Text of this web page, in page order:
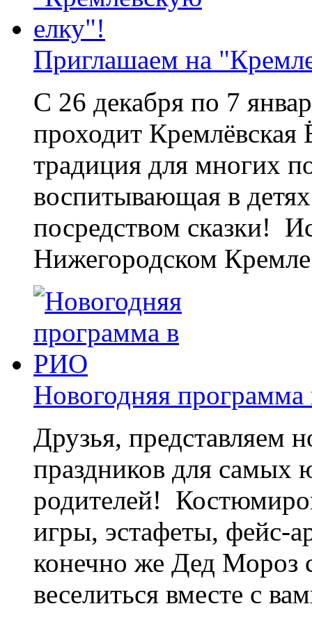
Приглашаем на
С 26 декабря по 7
проходит Кремлёвская
традиция для многих
воспитывающая в
посредством сказки!
Нижегородском
Новогодняя
Друзья, представляем
праздников для
родителей!
игры, эстафеты, фейс-
конечно же Дед Мороз
веселиться вместе с